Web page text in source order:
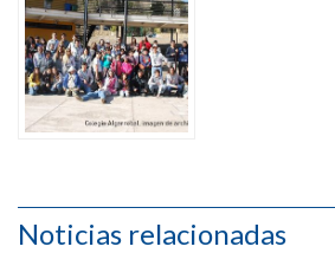
Noticias relacionadas